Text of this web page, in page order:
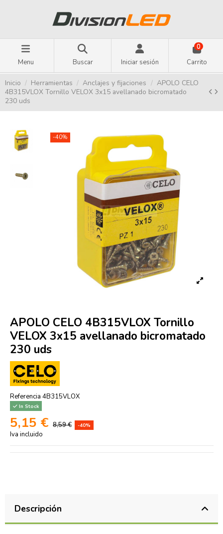
Menu Buscar Iniciar sesión
0
Carrito
Inicio Herramientas Anclajes y fijaciones
APOLO CELO
4B315VLOX Tornillo VELOX 3x15 avellanado bicromatado
230 uds
-40%
APOLO CELO 4B315VLOX Tornillo
VELOX 3x15 avellanado bicromatado
230 uds
Referencia 4B315VLOX
In Stock
5,15 € 8,59 € -40%
Iva incluido
Descripción